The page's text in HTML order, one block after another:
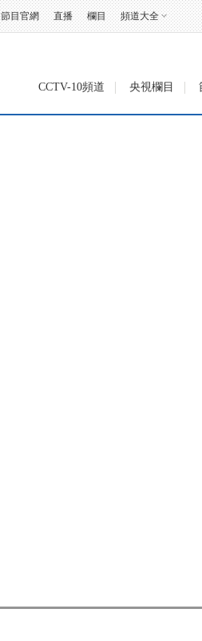
節目官網 直播 欄目 頻道大全
CCTV-10頻道 央視欄目